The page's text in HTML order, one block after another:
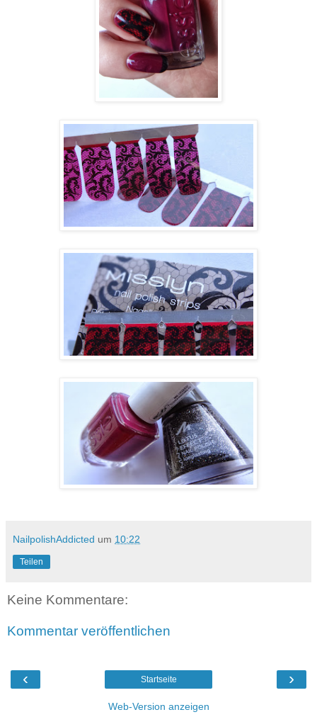
NailpolishAddicted um 10:22
Teilen
Keine Kommentare:
Kommentar veröffentlichen
‹ ›
Startseite
Web-Version anzeigen